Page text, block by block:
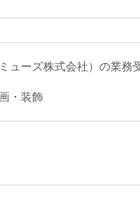
ューズ株式会社）の業務
・装飾